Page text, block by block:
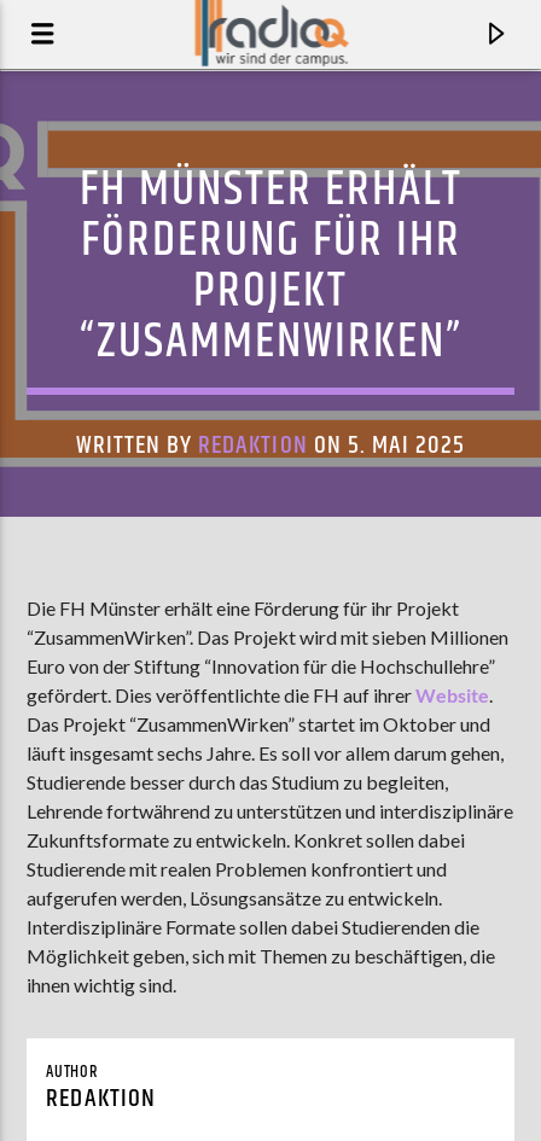
AKTUELLER TRACK
DJ SEINFELD
AKTUELLE SENDUNG
MOEBIUS
00:00 09:00
Steinfurt103,9 MHz
FH MÜNSTER ERHÄLT
FÖRDERUNG FÜR IHR
PROJEKT
“ZUSAMMENWIRKEN”
WRITTEN BY REDAKTION ON 5. MAI 2025
Die FH Münster erhält eine Förderung für ihr Projekt
“ZusammenWirken”. Das Projekt wird mit sieben Millionen
Euro von der Stiftung “Innovation für die Hochschullehre”
gefördert. Dies veröffentlichte die FH auf ihrerWebsite.
Das Projekt “ZusammenWirken” startet im Oktober und
läuft insgesamt sechs Jahre. Es soll vor allem darum gehen,
Studierende besser durch das Studium zu begleiten,
Lehrende fortwährend zu unterstützen und interdisziplinäre
Zukunftsformate zu entwickeln. Konkret sollen dabei
Studierende mit realen Problemen konfrontiert und
aufgerufen werden, Lösungsansätze zu entwickeln.
Interdisziplinäre Formate sollen dabei Studierenden die
Möglichkeit geben, sich mit Themen zu beschäftigen, die
ihnen wichtig sind.
AUTHOR
REDAKTION